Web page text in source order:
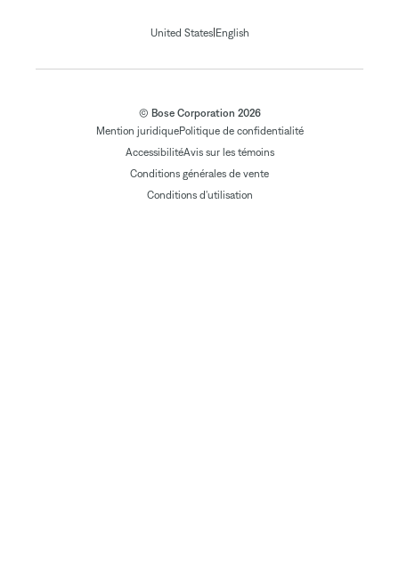
United States| English
© Bose Corporation 2026
Mention juridiquePolitique de confidentialité
AccessibilitéAvis sur les témoins
Conditions générales de vente
Conditions d'utilisation